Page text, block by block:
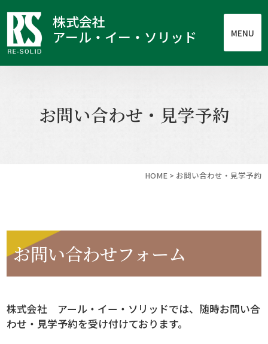
株式会社
アール・イー・ソリッド
MENU
お問い合わせ・見学予約
HOME> お問い合わせ・見学予約
お問い合わせフォーム
株式会社 アール・イー・ソリッドでは、随時お問い合
わせ・見学予約を受け付けております。